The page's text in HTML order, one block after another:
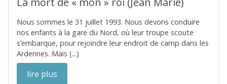
Nous sommes le 31 juillet 1993. Nous devons conduire
nos enfants à la gare du Nord, où leur troupe scoute
s’embarque, pour rejoindre leur endroit de camp dans les
Ardennes. Mais (...)
lire plus